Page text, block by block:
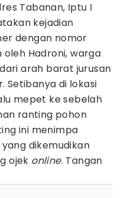
Tabanan, Iptu I
kejadian
dengan nomor
oleh Hadroni, warga
arah barat jurusan
Setibanya di lokasi
mepet ke sebelah
ranting pohon
ini menimpa
dikemudikan
ojek online. Tangan